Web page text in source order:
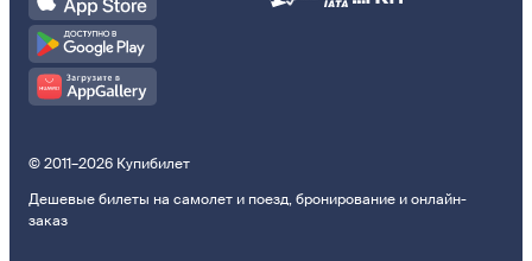
© 2011–2026 Купибилет
Дешевые билеты на самолет и поезд, бронирование и онлайн-
заказ